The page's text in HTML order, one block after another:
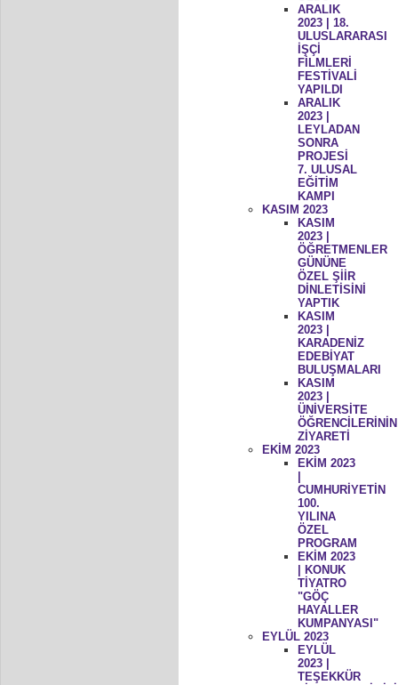
ARALIK
2023 | 18.
ULUSLARARASI
İŞÇİ
FİLMLERİ
FESTİVALİ
YAPILDI
ARALIK
2023 |
LEYLADAN
SONRA
PROJESİ
7. ULUSAL
EĞİTİM
KAMPI
KASIM 2023
KASIM
2023 |
ÖĞRETMENLER
GÜNÜNE
ÖZEL ŞİİR
DİNLETİSİNİ
YAPTIK
KASIM
2023 |
KARADENİZ
EDEBİYAT
BULUŞMALARI
KASIM
2023 |
ÜNİVERSİTE
ÖĞRENCİLERİNİN
ZİYARETİ
EKİM 2023
EKİM 2023
CUMHURİYETİN
100.
YILINA
ÖZEL
PROGRAM
EKİM 2023
| KONUK
TİYATRO
"GÖÇ
HAYALLER
KUMPANYASI"
EYLÜL 2023
EYLÜL
2023 |
TEŞEKKÜR